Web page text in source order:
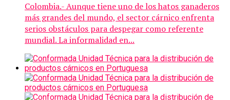
Colombia.- Aunque tiene uno de los hatos ganaderos
más grandes del mundo, el sector cárnico enfrenta
serios obstáculos para despegar como referente
mundial. La informalidad en...